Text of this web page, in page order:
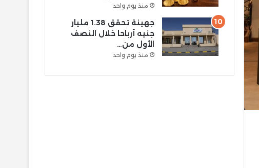
منذ يوم واحد
جهينة تحقق 1.38 مليار
جنيه أرباحا خلال النصف
الأول من…
منذ يوم واحد